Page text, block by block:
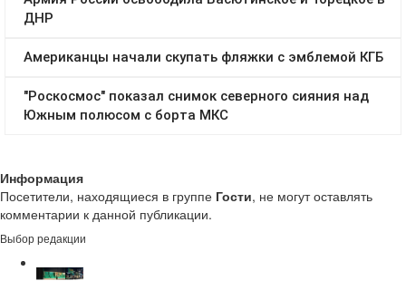
Информация
Посетители, находящиеся в группе Гости, не могут оставлять
комментарии к данной публикации.
Выбор редакции